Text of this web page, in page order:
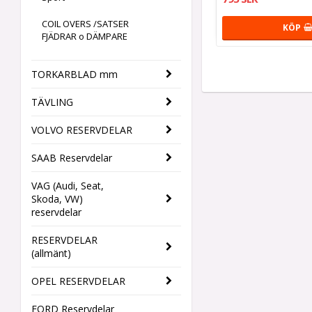
COIL OVERS /SATSER
FJÄDRAR o DÄMPARE
TORKARBLAD mm
TÄVLING
VOLVO RESERVDELAR
SAAB Reservdelar
VAG (Audi, Seat,
Skoda, VW)
reservdelar
RESERVDELAR
(allmänt)
OPEL RESERVDELAR
FORD Reservdelar
KÖP